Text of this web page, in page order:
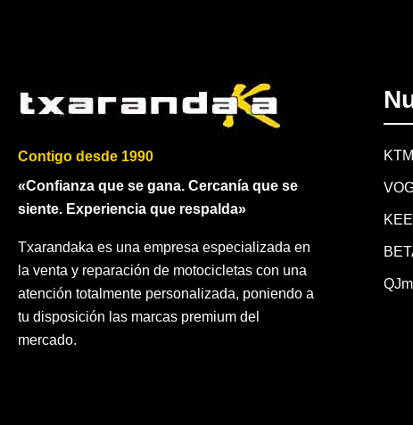
Contigo desde 1990
«Confianza que se gana. Cercanía que se
siente. Experiencia que respalda»
Txarandaka es una empresa especializada en
la venta y reparación de motocicletas con una
atención totalmente personalizada, poniendo a
tu disposición las marcas premium del
mercado.
KTM